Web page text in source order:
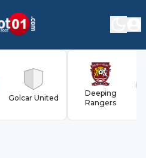
Golcar United
Deeping
Rangers